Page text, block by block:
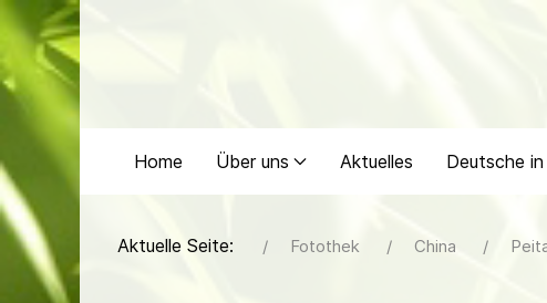
Home Über uns Aktuelles Deutsche
Aktuelle Seite: Fotothek China